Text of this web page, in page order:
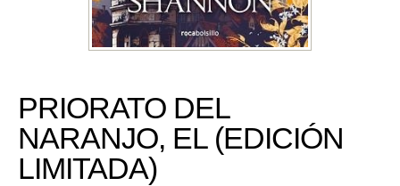
PRIORATO DEL
NARANJO, EL (EDICIÓN
LIMITADA)